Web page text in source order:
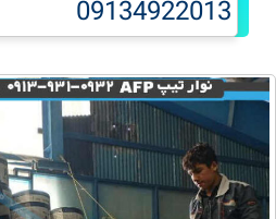
09134922013